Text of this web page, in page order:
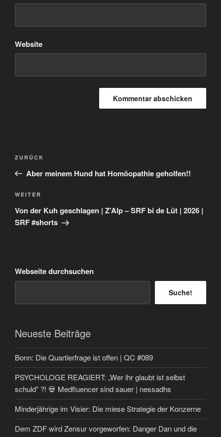
Website
Beitragsnavigation
Vorheriger
Beitrag
ZURÜCK
Aber meinem Hund hat Homöopathie geholfen!!
Nächster
Beitrag
WEITER
Von der Kuh geschlagen | Z’Alp – SRF bi de Lüt | 2026 |
SRF #shorts
Webseite durchsuchen
Suche!
Neueste Beiträge
Bonn: Die Quartierfrage ist offen | QC #089
PSYCHOLOGE REAGIERT: „Wer ihr glaubt ist selbst
schuld” ?! 💀 Medfluencer sind sauer | nessadhs
Minderjährige im Visier: Die miese Strategie der Konzerne
Dem ZDF wird Zensur vorgeworfen: Danger Dan und die